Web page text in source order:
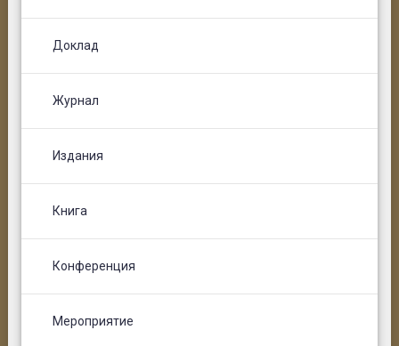
Доклад
Журнал
Издания
Книга
Конференция
Мероприятие